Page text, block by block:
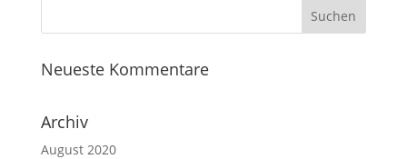
Neueste Kommentare
Archiv
August 2020